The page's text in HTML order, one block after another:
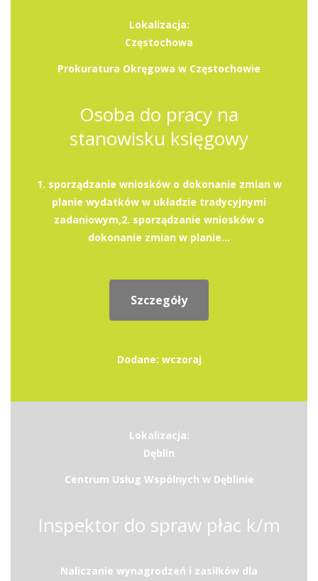
Lokalizacja:
Częstochowa
Prokuratura Okręgowa w Częstochowie
Osoba do pracy na
stanowisku księgowy
1. sporządzanie wniosków o dokonanie zmian w
planie wydatków w układzie tradycyjnymi
zadaniowym,2. sporządzanie wniosków o
dokonanie zmian w planie...
Szczegóły
Dodane: wczoraj
Lokalizacja:
Dęblin
Centrum Usług Wspólnych w Dęblinie
Inspektor do spraw płac k/m
Naliczanie wynagrodzeń i zasiłków dla